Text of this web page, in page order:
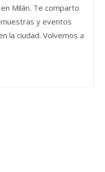
Milán. Te comparto
y eventos
la ciudad. Volvemos a